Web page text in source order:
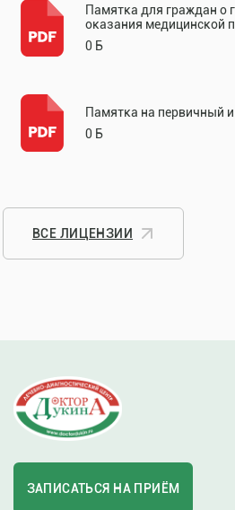
Памятка для граждан о
оказания медицинской
0 Б
Памятка на первичный
0 Б
ВСЕ ЛИЦЕНЗИИ
ЗАПИСАТЬСЯ НА ПРИЁМ